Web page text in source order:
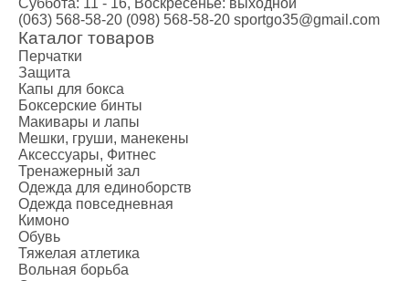
Суббота: 11 - 16, Воскресенье: выходной
(063) 568-58-20 (098) 568-58-20 sportgo35@gmail.com
Каталог товаров
Перчатки
Защита
Капы для бокса
Боксерские бинты
Макивары и лапы
Мешки, груши, манекены
Аксессуары, Фитнес
Тренажерный зал
Одежда для единоборств
Одежда повседневная
Кимоно
Обувь
Тяжелая атлетика
Вольная борьба